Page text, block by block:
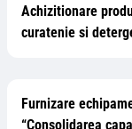
Achizitionare
curatenie si
Furnizare
“Consolidarea